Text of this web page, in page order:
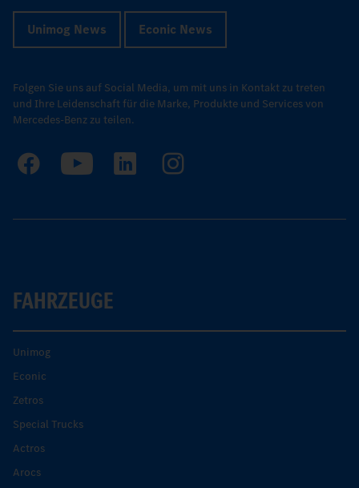
Unimog News Econic News
Folgen Sie uns auf Social Media, um mit uns in Kontakt zu treten
und Ihre Leidenschaft für die Marke, Produkte und Services von
Mercedes-Benz zu teilen.
FAHRZEUGE
Unimog
Econic
Zetros
Special Trucks
Actros
Arocs